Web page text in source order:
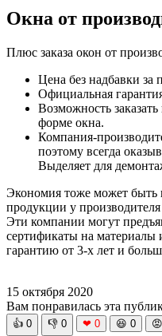
Окна от
Плюс заказа окон от
Цена без надбавки за
Официальная
Возможность
форме окна.
Компания-
поэтому всегда
Выделяет для
Экономия тоже может быть
продукции у
Эти компании могут
сертификаты на материалы
гарантию от 3-х лет и
15 октября 2020
Вам понравилась эта
👍 0 👎 0 ❤ 0 😆 0 😡